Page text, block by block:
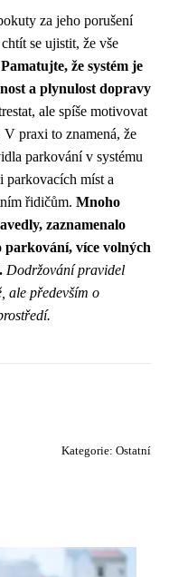
za jeho porušení
se ujistit, že vše
Pamatujte, že systém je
a plynulost dopravy
ale spíše motivovat
praxi to znamená, že
parkování v systému
parkovacích míst a
řidičům. Mnoho
zaznamenalo
parkování, více volných
Dodržování pravidel
ale především o
Kategorie: Ostatní